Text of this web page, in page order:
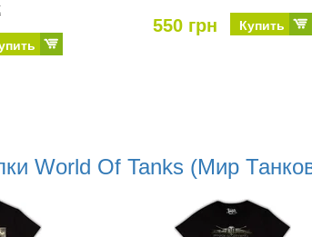
550 грн Купить
World Of Tanks (Мир